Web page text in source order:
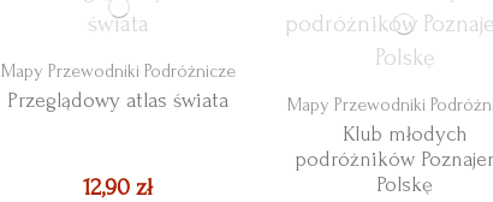
Mapy Przewodniki Podróżnicze
Przeglądowy atlas świata
12,90 zł
Mapy Przewodniki
Klub młodych
podróżników
Polskę